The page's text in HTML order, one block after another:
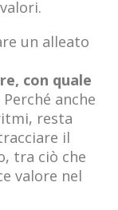
un alleato
con quale
Perché anche
resta
il
tra ciò che
valore nel